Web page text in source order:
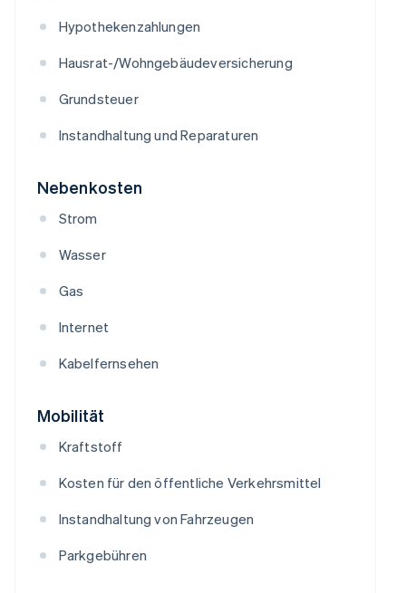
Hypothekenzahlungen
Hausrat-/Wohngebäudeversicherung
Grundsteuer
Instandhaltung und Reparaturen
Nebenkosten
Strom
Wasser
Gas
Internet
Kabelfernsehen
Mobilität
Kraftstoff
Kosten für den öffentliche Verkehrsmittel
Instandhaltung von Fahrzeugen
Parkgebühren